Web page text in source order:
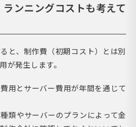
ンニングコストも考えて
と、制作費（初期コスト）とは別
が発生します。
用とサーバー費用が年間を通じて
類やサーバーのプランによって金